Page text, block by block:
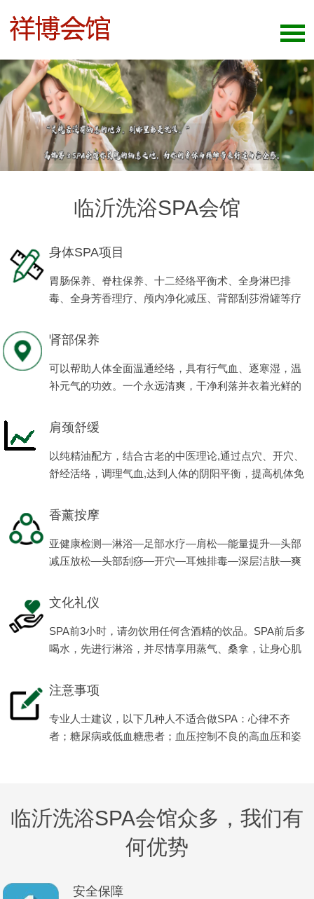
临沂洗浴SPA会馆
身体SPA项目
胃肠保养、脊柱保养、十二经络平衡术、全身淋巴排
毒、全身芳香理疗、颅内净化减压、背部刮莎滑罐等疗
肾部保养
可以帮助人体全面温通经络，具有行气血、逐寒湿，温
补元气的功效。一个永远清爽，干净利落并衣着光鲜的
肩颈舒缓
以纯精油配方，结合古老的中医理论,通过点穴、开穴、
舒经活络，调理气血,达到人体的阴阳平衡，提高机体免
男性阳刚之美。
香薰按摩
亚健康检测—淋浴—足部水疗—肩松—能量提升—头部
减压放松—头部刮痧—开穴—耳烛排毒—深层洁肤—爽
文化礼仪
SPA前3小时，请勿饮用任何含酒精的饮品。SPA前后多
喝水，先进行淋浴，并尽情享用蒸气、桑拿，让身心肌
注意事项
专业人士建议，以下几种人不适合做SPA：心律不齐
者；糖尿病或低血糖患者；血压控制不良的高血压和姿
临沂洗浴SPA会馆众多，我们有
何优势
安全保障